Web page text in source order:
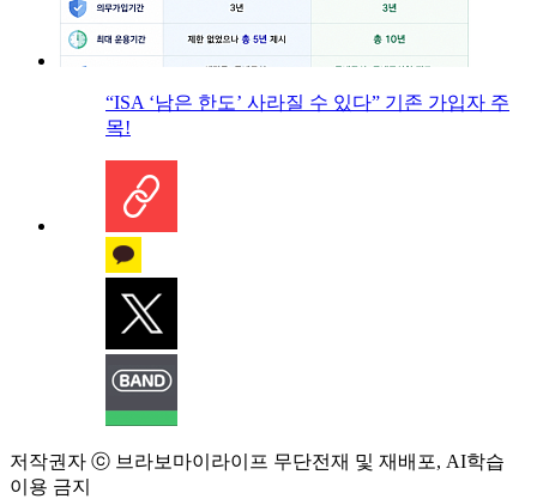
“ISA ‘남은 한도’ 사라질 수 있다” 기존 가입자 주
목!
저작권자 ⓒ 브라보마이라이프 무단전재 및 재배포, AI학습
이용 금지